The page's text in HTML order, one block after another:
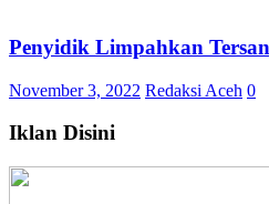
Penyidik Limpahkan
November 3, 2022 Redaksi Aceh 0
Iklan Disini